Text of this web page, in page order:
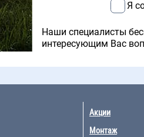
Я
Наши специалисты
интересующим Вас
Акции
Монтаж